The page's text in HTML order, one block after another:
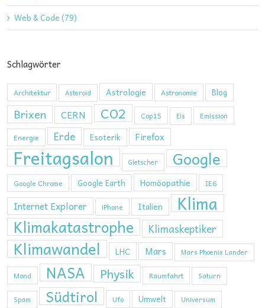
Web & Code (79)
Schlagwörter
Architektur Asteroid Astrologie Astronomie Blog
Brixen CERN CO2 Cop15 Eis
Emission
Energie
Erde Esoterik Firefox
Freitagsalon Gletscher Google
Google Chrome Google Earth Homöopathie IE6
Internet Explorer iPhone Italien Klima
Klimakatastrophe Klimaskeptiker
Klimawandel LHC Mars Mars Phoenix Lander
Mond NASA Physik Raumfahrt Saturn
Spam Südtirol Ufo Umwelt Universum